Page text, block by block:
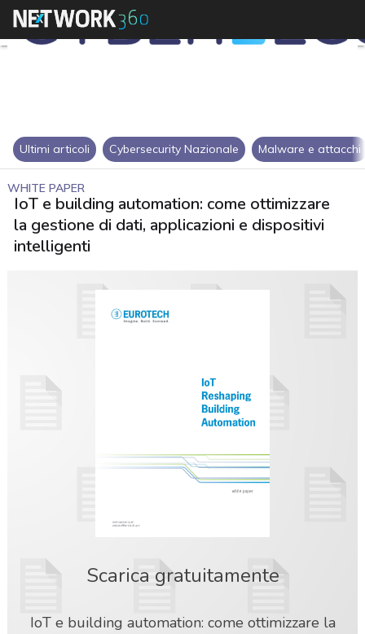
Ultimi articoli Cybersecurity Nazionale Malware e attacchi
WHITE PAPER
IoT e building automation: come ottimizzare
la gestione di dati, applicazioni e dispositivi
intelligenti
Scarica gratuitamente
IoT e building automation: come ottimizzare la